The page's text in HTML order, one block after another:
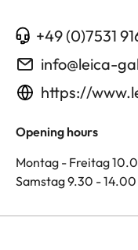
+49 (0)7531
info@leica-
https://
Opening hours
Montag - Freitag
Samstag 9.30 -